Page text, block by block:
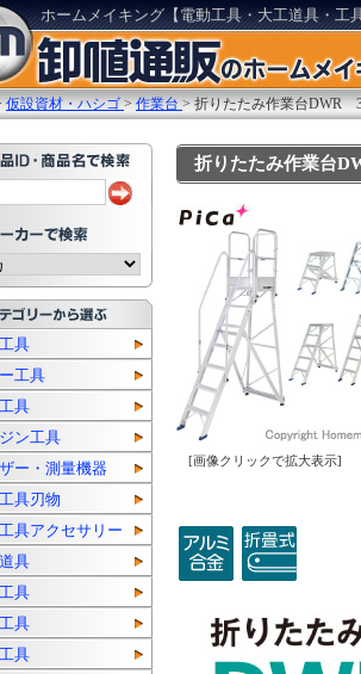
ホームメイキング【電動工具・大工道具・工
仮設資材・ハシゴ >作業台 >折りたたみ作業台DWR
具
工具
具
ン工具
ー・測量機器
具刃物
具アクセサリー
具
具
具
具
折りたたみ作業台
[画像クリックで拡大表示]